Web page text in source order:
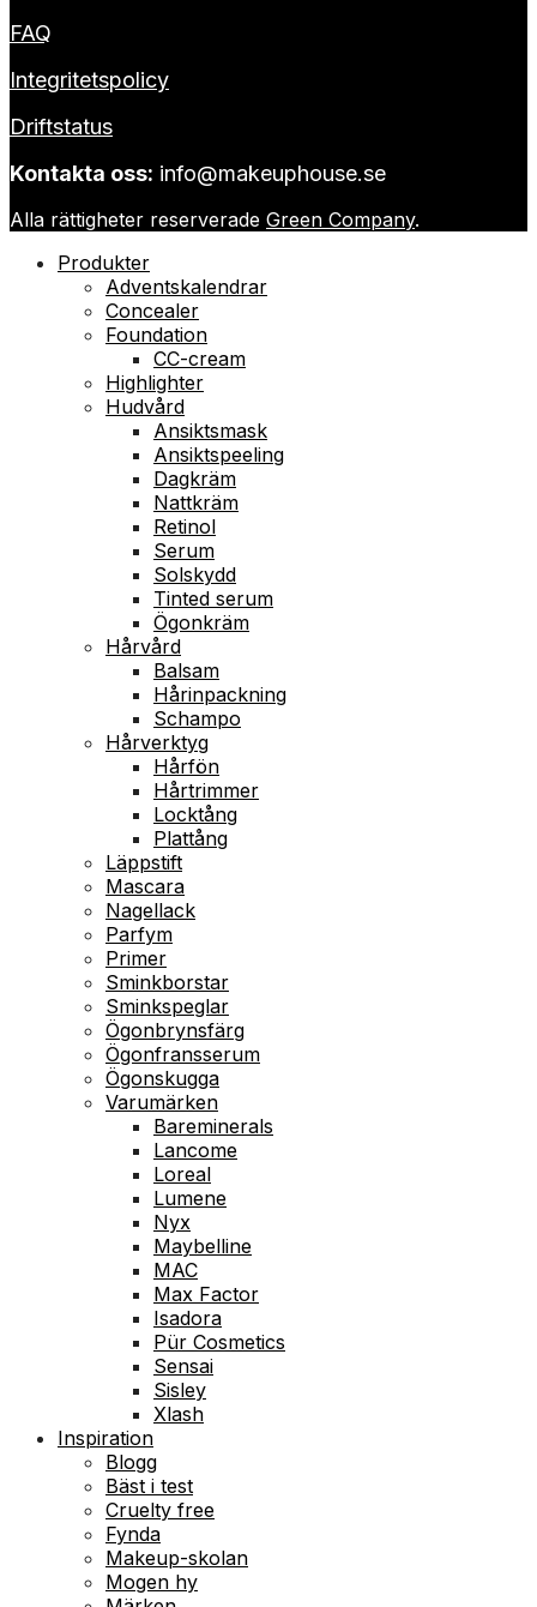
FAQ
Integritetspolicy
Driftstatus
Kontakta oss: info@makeuphouse.se
Alla rättigheter reserverade Green Company.
Produkter
Adventskalendrar
Concealer
Foundation
CC-cream
Highlighter
Hudvård
Ansiktsmask
Ansiktspeeling
Dagkräm
Nattkräm
Retinol
Serum
Solskydd
Tinted serum
Ögonkräm
Hårvård
Balsam
Hårinpackning
Schampo
Hårverktyg
Hårfön
Hårtrimmer
Locktång
Plattång
Läppstift
Mascara
Nagellack
Parfym
Primer
Sminkborstar
Sminkspeglar
Ögonbrynsfärg
Ögonfransserum
Ögonskugga
Varumärken
Bareminerals
Lancome
Loreal
Lumene
Nyx
Maybelline
MAC
Max Factor
Isadora
Pür Cosmetics
Sensai
Sisley
Xlash
Inspiration
Blogg
Bäst i test
Cruelty free
Fynda
Makeup-skolan
Mogen hy